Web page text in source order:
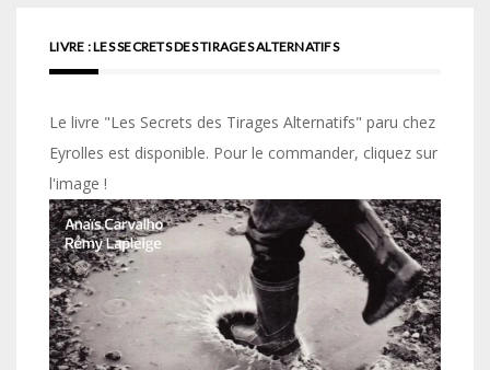
LIVRE : LES SECRETS DES TIRAGES ALTERNATIFS
Le livre "Les Secrets des Tirages Alternatifs" paru chez
Eyrolles est disponible. Pour le commander, cliquez sur
l'image !